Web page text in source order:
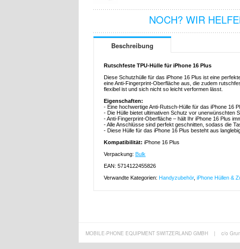
NOCH? WIR
Beschreibung
Rutschfeste TPU-Hülle für iPhone 16 Plus
Diese Schutzhülle für das iPhone 16 Plus ist eine
eine Anti-Fingerprint-Oberfläche aus, die zudem
flexibel ist und sich nicht so leicht verformen lässt.
Eigenschaften:
- Eine hochwertige Anti-Rutsch-Hülle für das iPhone 16
- Die Hülle bietet ultimativen Schutz vor unerwünschten
- Anti-Fingerprint-Oberfläche – hält Ihr iPhone 16 Plus
- Alle Anschlüsse sind perfekt geschnitten, sodass die
- Diese Hülle für das iPhone 16 Plus besteht aus
Kompatibilität: iPhone 16 Plus
Verpackung: Bulk
EAN: 5714122455826
Verwandte Kategorien: Handyzubehör, iPhone Hüllen &
MOBILE-PHONE EQUIPMENT SWITZERLAND GMBH | c/o